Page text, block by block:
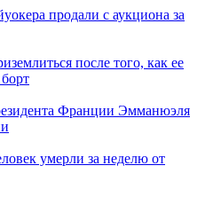
продали с аукциона за
после того, как ее
Франции Эмманюэля
умерли за неделю от